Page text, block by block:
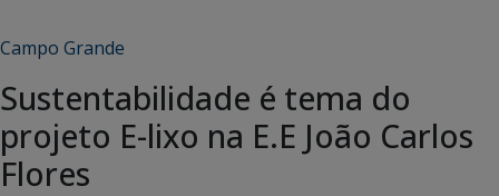
Campo Grande
Sustentabilidade é tema do
projeto E-lixo na E.E João Carlos
Flores